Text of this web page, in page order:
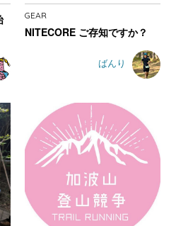
GEAR
NITECORE ご存知ですか？
ばんり